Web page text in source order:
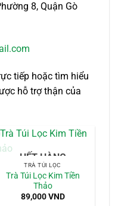
8, Quận Gò
tiếp hoặc tìm hiểu
hỗ trợ thận của
HẾT HÀNG
TRÀ TÚI LỌC
Trà Túi Lọc Kim Tiền
Thảo
89,000VND